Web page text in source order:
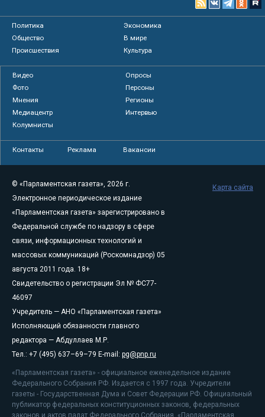
Политика
Экономика
Общество
В мире
Происшествия
Культура
Видео
Опросы
Фото
Персоны
Мнения
Регионы
Медиацентр
Интервью
Колумнисты
Контакты Реклама Вакансии
© «Парламентская газета», 2026 г.
Электронное периодическое издание
«Парламентская газета» зарегистрировано в
Федеральной службе по надзору в сфере
связи, информационных технологий и
массовых коммуникаций (Роскомнадзор) 05
августа 2011 года. 18+
Свидетельство о регистрации Эл № ФС77-
46097
Учредитель — АНО «Парламентская газета»
Исполняющий обязанности главного
редактора — Абдуллаев М.Р.
Тел.: +7 (495) 637–69–79 E-mail: pg@pnp.ru
«Парламентская газета» - официальное еженедельное издание
Федерального Собрания РФ. Издается с 1997 года. Учредители
газеты - Государственная Дума и Совет Федерации РФ. Официальный
публикатор федеральных конституционных законов, федеральных
законов и актов палат Федерального Собрания. «Парламентская
Карта сайта